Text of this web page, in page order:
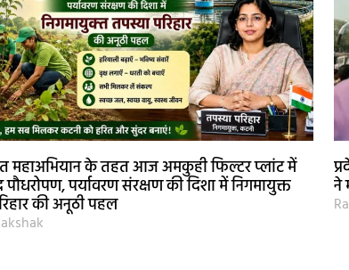
महाअभियान के तहत आज अमकुही फिल्टर प्लांट में
पौधरोपण, पर्यावरण संरक्षण की दिशा में निगमायुक्त
की अनूठी पहल
ने